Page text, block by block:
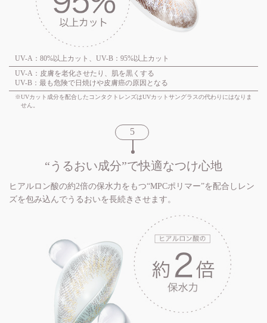
UV-A：80%以上カット、UV-B：95%以上カット
UV-A：皮膚を老化させたり、肌を黒くする
UV-B：最も危険で日焼けや皮膚癌の原因となる
※UVカット成分を配合したコンタクトレンズはUVカットサングラスの代わりにはなりま
せん。
“うるおい成分”で快適なつけ心地
ヒアルロン酸の約2倍の保水力をもつ“MPCポリマー”を配合しレン
ズを包み込んでうるおいを長続きさせます。